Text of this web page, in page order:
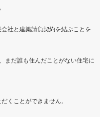
社と建築請負契約を結ぶことを
まだ誰も住んだことがない住宅に
くことができません。